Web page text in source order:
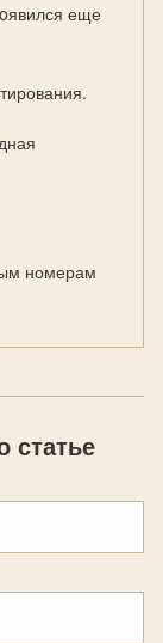
еще
номерам
статье